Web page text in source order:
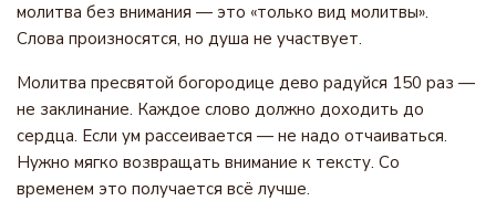
молитва без внимания — это «только вид молитвы».
Слова произносятся, но душа не участвует.
Молитва пресвятой богородице дево радуйся 150 раз —
не заклинание. Каждое слово должно доходить до
сердца. Если ум рассеивается — не надо отчаиваться.
Нужно мягко возвращать внимание к тексту. Со
временем это получается всё лучше.